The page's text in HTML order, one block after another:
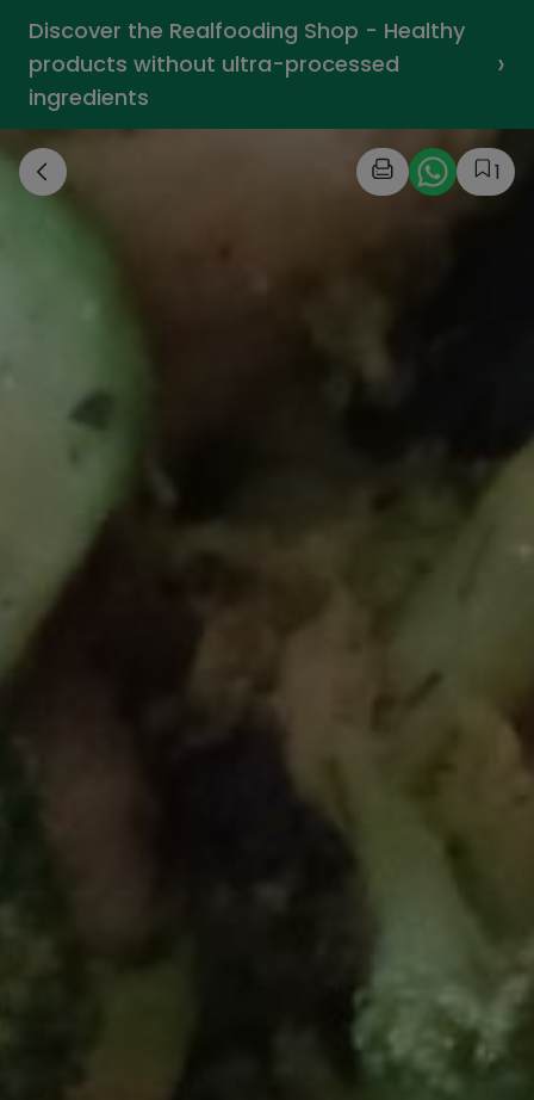
Discover the Realfooding Shop - Healthy
products without ultra-processed
ingredients
›
1